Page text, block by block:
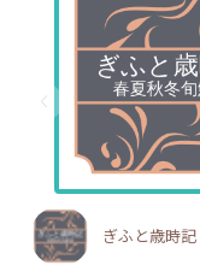
ぎふと歳時記